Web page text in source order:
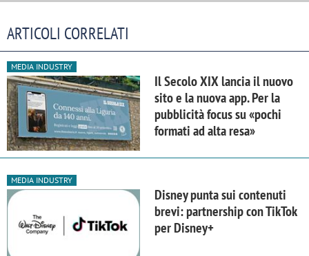
ARTICOLI CORRELATI
MEDIA INDUSTRY
Il Secolo XIX lancia il nuovo
sito e la nuova app. Per la
pubblicità focus su «pochi
formati ad alta resa»
MEDIA INDUSTRY
Disney punta sui contenuti
brevi: partnership con TikTok
per Disney+